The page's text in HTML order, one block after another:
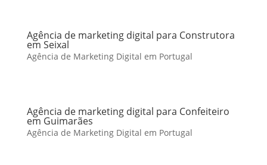
Agência de marketing digital para Construtora
em Seixal
Agência de Marketing Digital em Portugal
Agência de marketing digital para Confeiteiro
em Guimarães
Agência de Marketing Digital em Portugal